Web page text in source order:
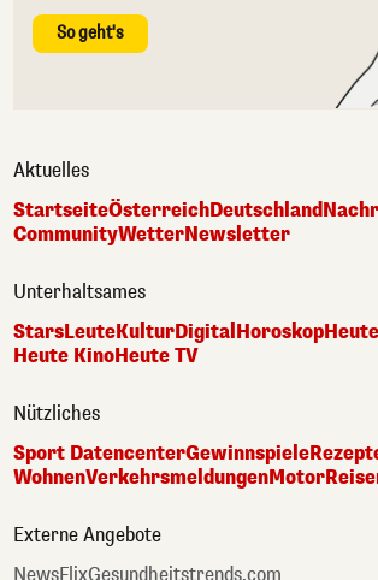
So geht's
Aktuelles
StartseiteÖsterreichDeutschland
CommunityWetterNewsletter
Unterhaltsames
StarsLeuteKulturDigital Horoskop
Heute KinoHeute TV
Nützliches
Sport DatencenterGewinnspiele
WohnenVerkehrsmeldungenMotor
Externe Angebote
NewsFlixGesundheitstrends.com